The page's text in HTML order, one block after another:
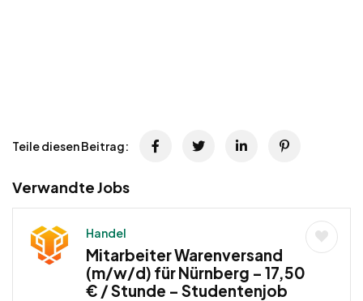
Teile diesen Beitrag:
Verwandte Jobs
Handel
Mitarbeiter Warenversand
(m/w/d) für Nürnberg – 17,50
€ / Stunde – Studentenjob